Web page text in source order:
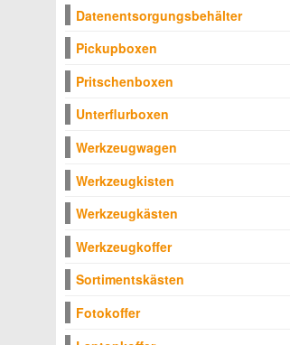
Datenentsorgungsbehälter
Pickupboxen
Pritschenboxen
Unterflurboxen
Werkzeugwagen
Werkzeugkisten
Werkzeugkästen
Werkzeugkoffer
Sortimentskästen
Fotokoffer